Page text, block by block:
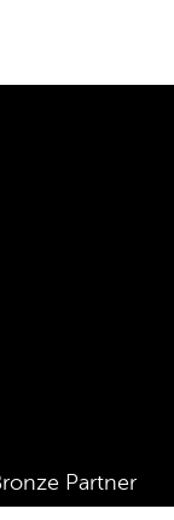
Partner